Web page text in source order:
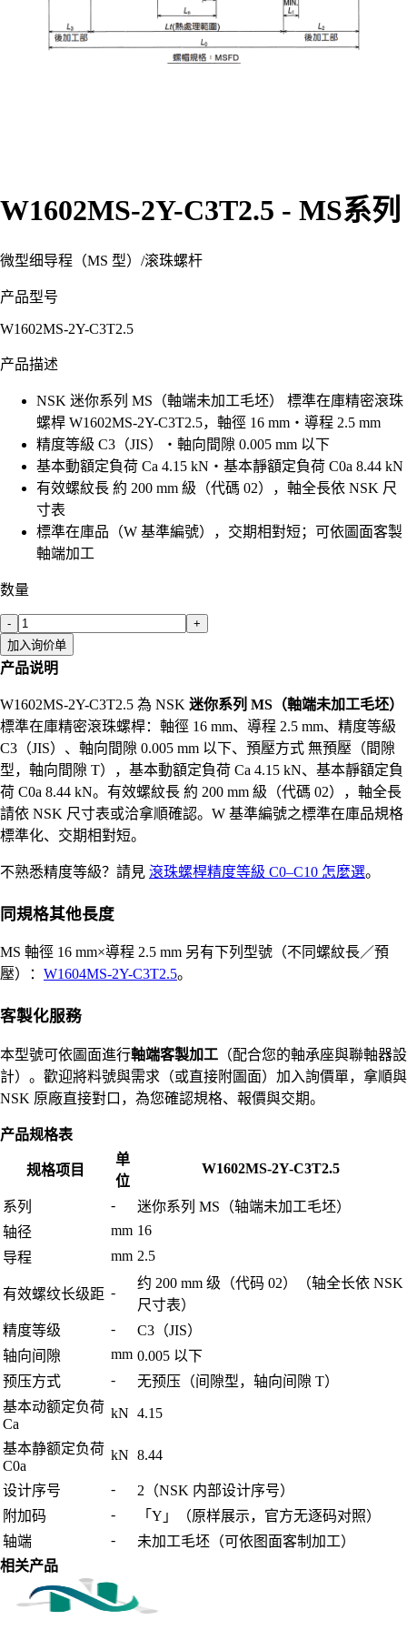
W1602MS-2Y-C3T2.5 - MS系列
微型细导程（MS 型） /滚珠螺杆
产品型号
W1602MS-2Y-C3T2.5
产品描述
NSK 迷你系列 MS（軸端未加工毛坯） 標準在庫精密滾珠
螺桿 W1602MS-2Y-C3T2.5，軸徑 16 mm・導程 2.5 mm
精度等級 C3（JIS）・軸向間隙 0.005 mm 以下
基本動額定負荷 Ca 4.15 kN・基本靜額定負荷 C0a 8.44 kN
有效螺紋長 約 200 mm 級（代碼 02），軸全長依 NSK 尺
寸表
標準在庫品（W 基準編號），交期相對短；可依圖面客製
軸端加工
数量
-
+
加入询价单
产品说明
W1602MS-2Y-C3T2.5 為 NSK 迷你系列 MS（軸端未加工毛坯）
標準在庫精密滾珠螺桿：軸徑 16 mm、導程 2.5 mm、精度等級
C3（JIS）、軸向間隙 0.005 mm 以下、預壓方式 無預壓（間隙
型，軸向間隙 T），基本動額定負荷 Ca 4.15 kN、基本靜額定負
荷 C0a 8.44 kN。有效螺紋長 約 200 mm 級（代碼 02），軸全長
請依 NSK 尺寸表或洽拿順確認。W 基準編號之標準在庫品規格
標準化、交期相對短。
不熟悉精度等級？請見 滾珠螺桿精度等級 C0–C10 怎麼選。
同規格其他長度
MS 軸徑 16 mm×導程 2.5 mm 另有下列型號（不同螺紋長／預
壓）： W1604MS-2Y-C3T2.5。
客製化服務
本型號可依圖面進行軸端客製加工 （配合您的軸承座與聯軸器設
計）。歡迎將料號與需求（或直接附圖面）加入詢價單，拿順與
NSK 原廠直接對口，為您確認規格、報價與交期。
产品规格表
规格项目
单
位
W1602MS-2Y-C3T2.5
系列 -
迷你系列 MS（轴端未加工毛坯）
轴径
mm 16
导程
mm 2.5
有效螺纹长级距 -
约 200 mm 级（代码 02）（轴全长依 NSK
尺寸表）
精度等级
-
C3（JIS）
轴向间隙
mm 0.005 以下
预压方式
-
无预压（间隙型，轴向间隙 T）
基本动额定负荷
Ca
kN 4.15
基本静额定负荷
C0a
kN 8.44
设计序号 -
2（NSK 内部设计序号）
附加码
-
「Y」（原样展示，官方无逐码对照）
轴端
-
未加工毛坯（可依图面客制加工）
相关产品